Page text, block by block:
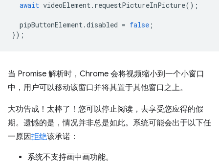
await videoElement. requestPictureInPicture();
pipButtonElement.disabled = false ;
});
当 Promise 解析时，Chrome 会将视频缩小到一个小窗口
中，用户可以移动该窗口并将其置于其他窗口之上。
大功告成！太棒了！您可以停止阅读，去享受您应得的假
期。遗憾的是，情况并非总是如此。系统可能会出于以下任
一原因拒绝该承诺：
系统不支持画中画功能。